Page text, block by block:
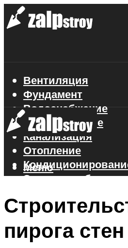
Вентиляция
Фундамент
Водоснабжение
Газоснабжение
Канализация
Отопление
Электроснабжение
Меню
Меню
пирога